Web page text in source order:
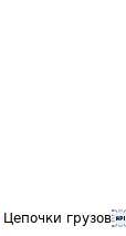
Цепочки грузов